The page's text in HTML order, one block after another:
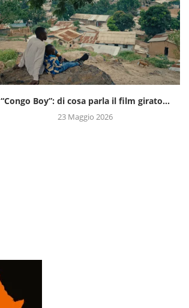
“Congo Boy”: di cosa parla il film girato...
23 Maggio 2026